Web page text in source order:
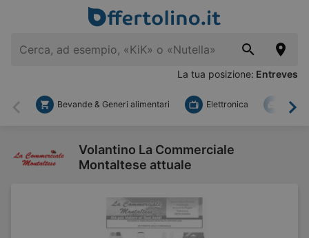
La tua posizione: Entreves
Indietro
Bevande & Generi alimentari Elettronica Fai
Volantino La Commerciale
Montaltese attuale